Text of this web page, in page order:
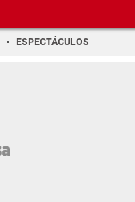
ESPECTÁCULOS